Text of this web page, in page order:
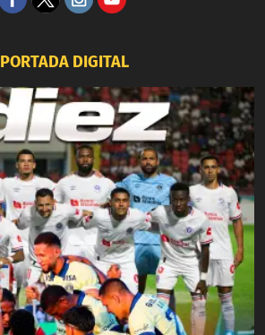
PORTADA DIGITAL